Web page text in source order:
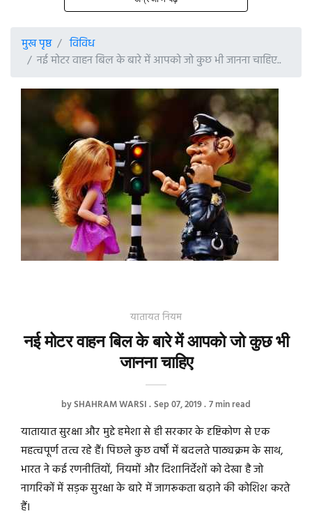
मुख पृष्ठ
विविध
नई मोटर वाहन बिल के बारे में आपको जो कुछ भी जानना चाहिए..
यातायत नियम
नई मोटर वाहन बिल के बारे में आपको जो कुछ भी
जानना चाहिए
bySHAHRAM WARSI Sep 07, 2019 7 min read
यातायात सुरक्षा और मुद्दे हमेशा से ही सरकार के दृष्टिकोण से एक
महत्वपूर्ण तत्व रहे हैं। पिछले कुछ वर्षों में बदलते पाठ्यक्रम के साथ,
भारत ने कई रणनीतियों, नियमों और दिशानिर्देशों को देखा है जो
नागरिकों में सड़क सुरक्षा के बारे में जागरूकता बढ़ाने की कोशिश करते
हैं।